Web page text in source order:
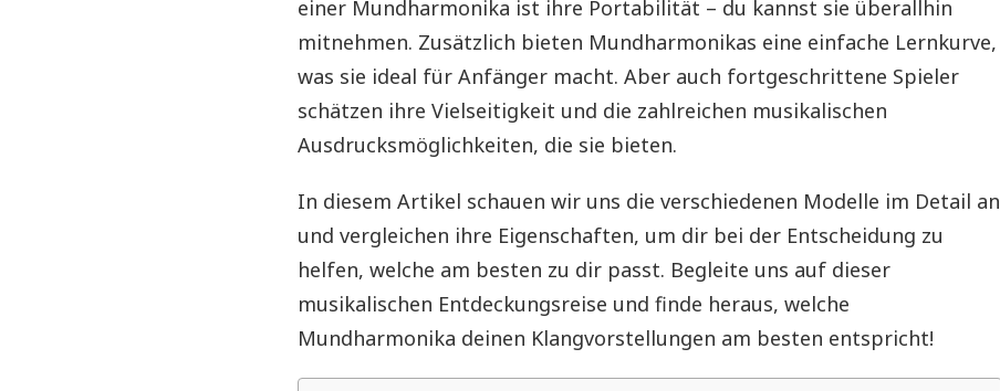
einer Mundharmonika ist ihre Portabilität – du kannst sie überallhin
mitnehmen. Zusätzlich bieten Mundharmonikas eine einfache Lernkurve,
was sie ideal für Anfänger macht. Aber auch fortgeschrittene Spieler
schätzen ihre Vielseitigkeit und die zahlreichen musikalischen
Ausdrucksmöglichkeiten, die sie bieten.
In diesem Artikel schauen wir uns die verschiedenen Modelle im Detail an
und vergleichen ihre Eigenschaften, um dir bei der Entscheidung zu
helfen, welche am besten zu dir passt. Begleite uns auf dieser
musikalischen Entdeckungsreise und finde heraus, welche
Mundharmonika deinen Klangvorstellungen am besten entspricht!